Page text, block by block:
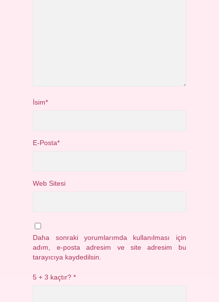
İsim*
E-Posta*
Web Sitesi
Daha sonraki yorumlarımda kullanılması için
adım, e-posta adresim ve site adresim bu
tarayıcıya kaydedilsin.
5 + 3 kaçtır?*